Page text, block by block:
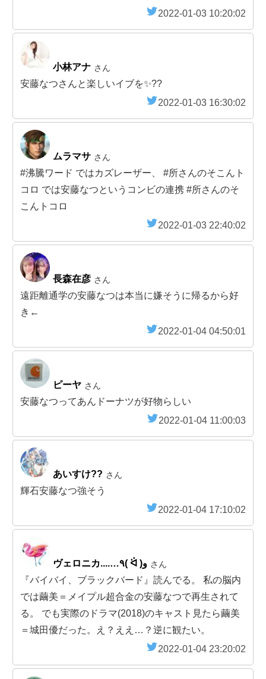
2022-01-03 10:20:02
小林アナ さん
安藤なつさんと楽しいイブを✨??
2022-01-03 16:30:02
ムラマサ さん
#沸騰ワード ではカズレーザー、 #所さんのそこんト
コロ では安藤なつというコンビの連携 #所さんのそ
こんトコロ
2022-01-03 22:40:02
長森在彦 さん
遠距離通学の安藤なつは本当に嫌そうに帰るから好
き←
2022-01-04 04:50:01
ピーヤ さん
安藤なつってあんドーナツが好物らしい
2022-01-04 11:00:03
あいすけ?? さん
輝石安藤なつ強そう
2022-01-04 17:10:02
ヴェロニカ....…٩( ᐛ )و さん
『バイバイ、ブラックバード』読んでる。 私の脳内
では繭美＝メイプル超合金の安藤なつで再生されて
る。 でも実際のドラマ(2018)のキャスト見たら繭美
＝城田優だった。え？ええ…？逆に観たい。
2022-01-04 23:20:02